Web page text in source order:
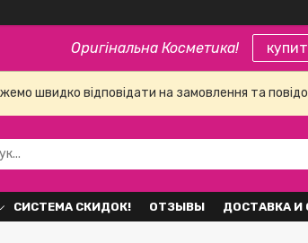
Оригінальна Косметика!
швидко відповідати на замовлення та
СИСТЕМА СКИДОК! ОТЗЫВЫ ДОСТАВКА И